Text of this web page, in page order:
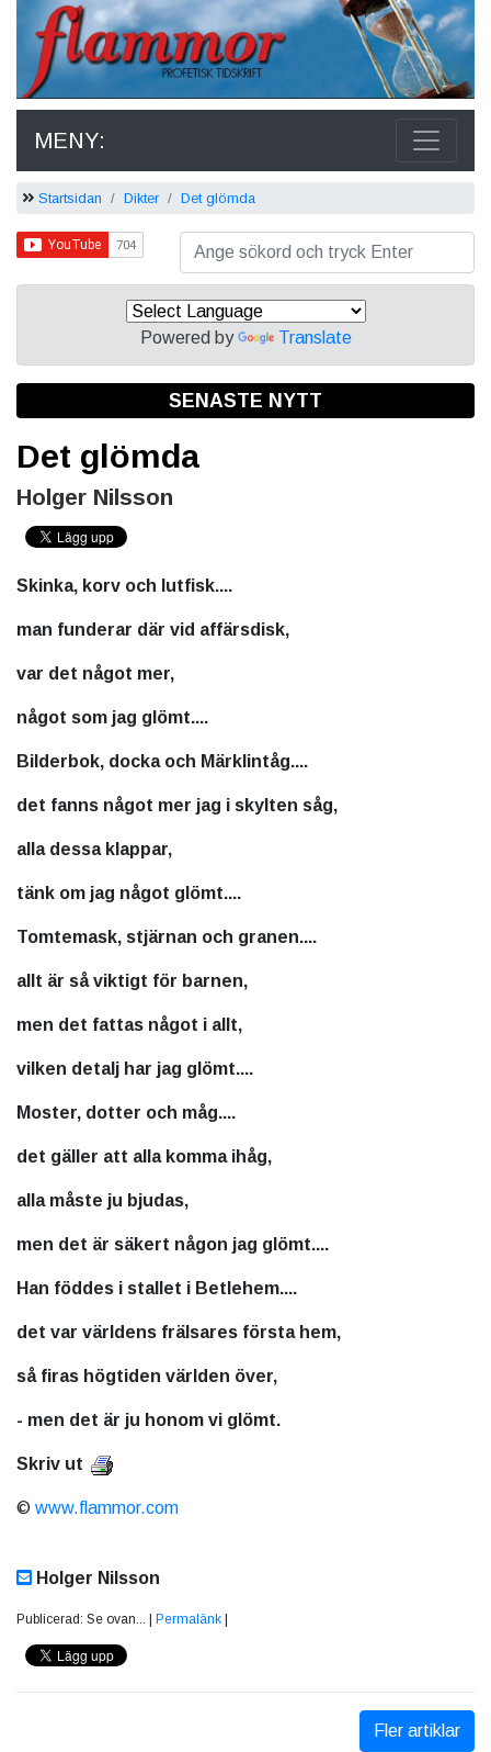
MENY:
Startsidan Dikter Det glömda
Powered by Translate
SENASTE NYTT
Det glömda
Holger Nilsson
Skinka, korv och lutfisk....
man funderar där vid affärsdisk,
var det något mer,
något som jag glömt....
Bilderbok, docka och Märklintåg....
det fanns något mer jag i skylten såg,
alla dessa klappar,
tänk om jag något glömt....
Tomtemask, stjärnan och granen....
allt är så viktigt för barnen,
men det fattas något i allt,
vilken detalj har jag glömt....
Moster, dotter och måg....
det gäller att alla komma ihåg,
alla måste ju bjudas,
men det är säkert någon jag glömt....
Han föddes i stallet i Betlehem....
det var världens frälsares första hem,
så firas högtiden världen över,
- men det är ju honom vi glömt.
Skriv ut
© www.flammor.com
Holger Nilsson
Publicerad: Se ovan... | Permalänk
Fler artiklar